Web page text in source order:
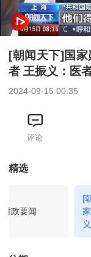
[朝闻天下]国
者 王振义：医
2024-09-15 00:35
评论
精选
政要闻
[
03:00
新闻30分
法治在线